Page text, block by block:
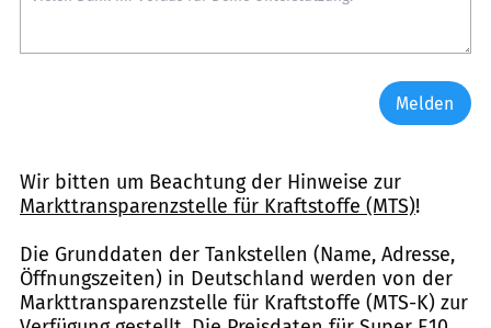
Melden
Wir bitten um Beachtung der Hinweise zur
Markttransparenzstelle für Kraftstoffe (MTS)!
Die Grunddaten der Tankstellen (Name, Adresse,
Öffnungszeiten) in Deutschland werden von der
Markttransparenzstelle für Kraftstoffe (MTS-K) zur